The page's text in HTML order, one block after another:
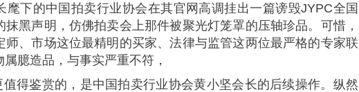
麾下的中国拍卖行业协会在其官网高调挂出一篇谤毁JYPC全国
黑声明，仿佛拍卖会上那件被聚光灯笼罩的压轴珍品。可惜，
师、市场这位最精明的买家、法律与监管这两位最严格的专家联
臆造品，与事实严重不符，
得鉴赏的，是中国拍卖行业协会黄小坚会长的后续操作。纵然